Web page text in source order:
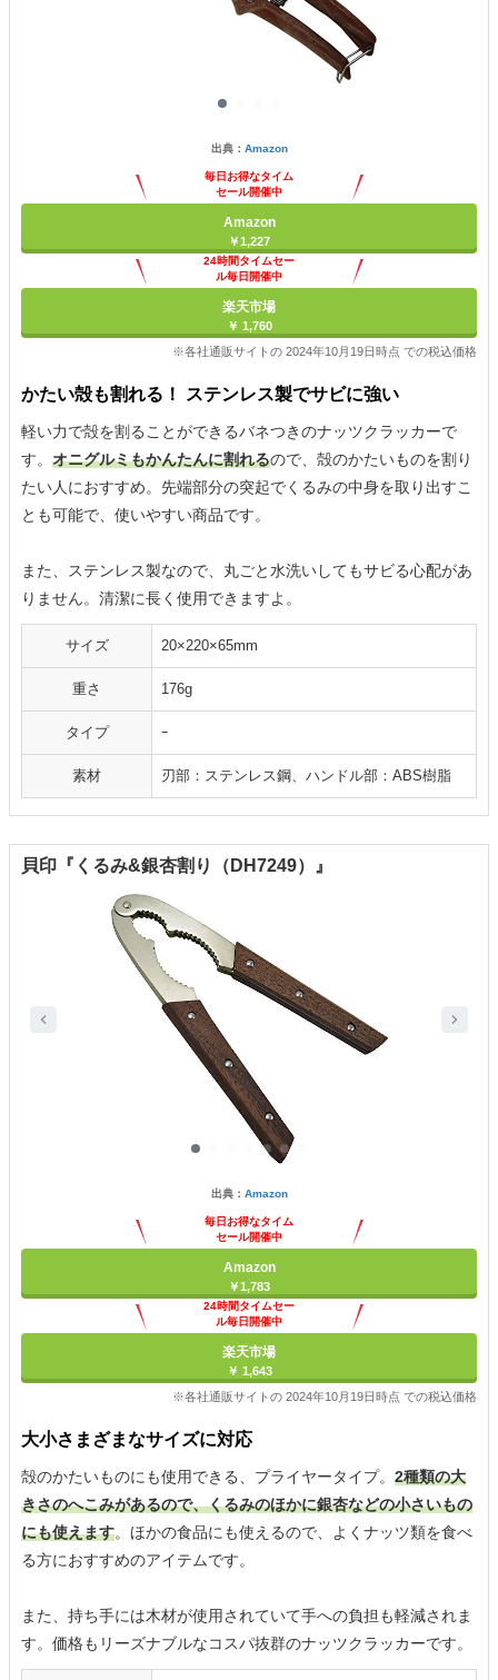
出典： Amazon
毎日お得なタイム
セール開催中
Amazon
￥1,227
24時間タイムセー
ル毎日開催中
楽天市場
￥ 1,760
※各社通販サイトの 2024年10月19日時点 での税込価格
かたい殻も割れる！ ステンレス製でサビに強い
軽い力で殻を割ることができるバネつきのナッツクラッカーで
す。 オニグルミもかんたんに割れるので、殻のかたいものを割り
たい人におすすめ。先端部分の突起でくるみの中身を取り出すこ
とも可能で、使いやすい商品です。
また、ステンレス製なので、丸ごと水洗いしてもサビる心配があ
りません。清潔に長く使用できますよ。
サイズ 20×220×65mm
重さ 176g
タイプ ｰ
素材 刃部：ステンレス鋼、ハンドル部：ABS樹脂
貝印『くるみ&銀杏割り（DH7249）』
出典： Amazon
毎日お得なタイム
セール開催中
Amazon
￥1,783
24時間タイムセー
ル毎日開催中
楽天市場
￥ 1,643
※各社通販サイトの 2024年10月19日時点 での税込価格
大小さまざまなサイズに対応
殻のかたいものにも使用できる、プライヤータイプ。 2種類の大
きさのへこみがあるので、くるみのほかに銀杏などの小さいもの
にも使えます。ほかの食品にも使えるので、よくナッツ類を食べ
る方におすすめのアイテムです。
また、持ち手には木材が使用されていて手への負担も軽減されま
す。価格もリーズナブルなコスパ抜群のナッツクラッカーです。